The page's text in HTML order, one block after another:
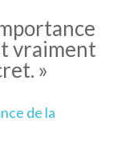
vraiment
»
de la